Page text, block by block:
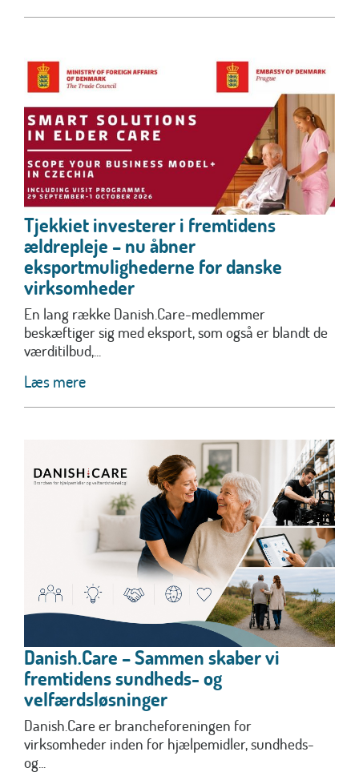
Tjekkiet investerer i fremtidens
ældrepleje – nu åbner
eksportmulighederne for danske
virksomheder
En lang række Danish.Care-medlemmer
beskæftiger sig med eksport, som også er blandt de
værditilbud,...
Læs mere
Danish.Care – Sammen skaber vi
fremtidens sundheds- og
velfærdsløsninger
Danish.Care er brancheforeningen for
virksomheder inden for hjælpemidler, sundheds-
og...